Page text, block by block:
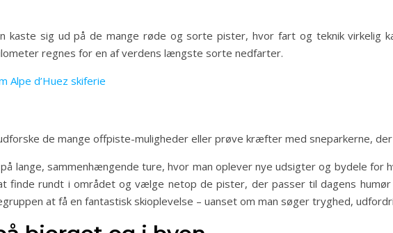
kaste sig ud på de mange røde og sorte pister, hvor fart og teknik virkelig
regnes for en af verdens længste sorte nedfarter.
Alpe d’Huez skiferie
de mange offpiste-muligheder eller prøve kræfter med sneparkerne,
lange, sammenhængende ture, hvor man oplever nye udsigter og bydele
finde rundt i området og vælge netop de pister, der passer til dagens
at få en fantastisk skioplevelse – uanset om man søger tryghed,